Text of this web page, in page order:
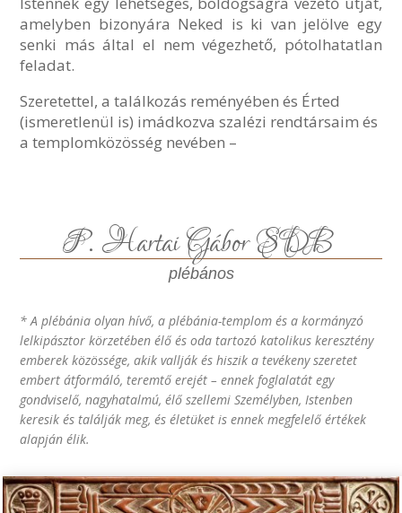
amelyben bizonyára Neked is ki van jelölve egy
senki más által el nem végezhető, pótolhatatlan
feladat.
Szeretettel, a találkozás reményében és Érted
(ismeretlenül is) imádkozva szalézi rendtársaim és
a templomközösség nevében –
P. Hartai Gábor SDB
plébános
* A plébánia olyan hívő, a plébánia-templom és a kormányzó
lelkipásztor körzetében élő és oda tartozó katolikus keresztény
emberek közössége, akik vallják és hiszik a tevékeny szeretet
embert átformáló, teremtő erejét – ennek foglalatát egy
gondviselő, nagyhatalmú, élő szellemi Személyben, Istenben
keresik és találják meg, és életüket is ennek megfelelő értékek
alapján élik.